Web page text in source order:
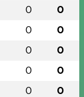
0 0
0 0
0 0
0 0
0 0